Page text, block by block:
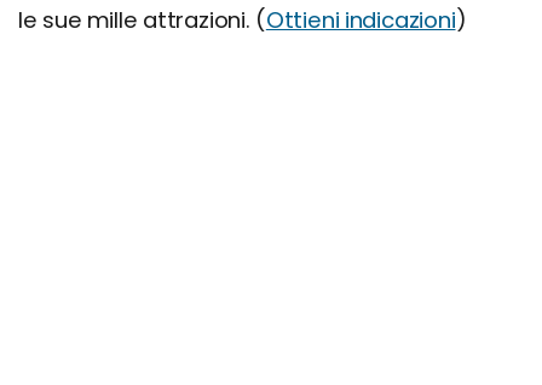
le sue mille attrazioni. (Ottieni indicazioni)